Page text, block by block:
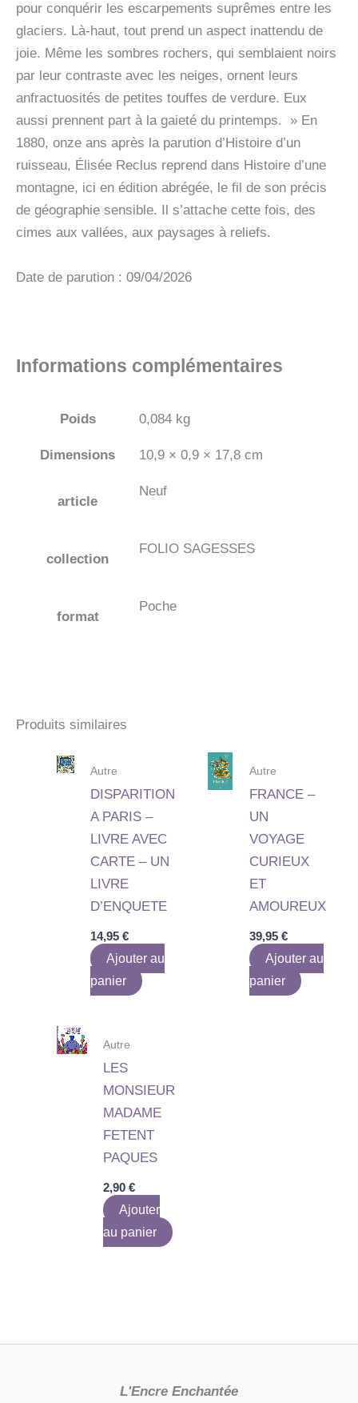
pour conquérir les escarpements suprêmes entre les
glaciers. Là-haut, tout prend un aspect inattendu de
joie. Même les sombres rochers, qui semblaient noirs
par leur contraste avec les neiges, ornent leurs
anfractuosités de petites touffes de verdure. Eux
aussi prennent part à la gaieté du printemps. » En
1880, onze ans après la parution d’Histoire d’un
ruisseau, Élisée Reclus reprend dans Histoire d’une
montagne, ici en édition abrégée, le fil de son précis
de géographie sensible. Il s’attache cette fois, des
cimes aux vallées, aux paysages à reliefs.
Date de parution : 09/04/2026
Informations complémentaires
Poids 0,084 kg
Dimensions 10,9 × 0,9 × 17,8 cm
article
Neuf
collection
FOLIO SAGESSES
format
Poche
Produits similaires
Autre
DISPARITION
A PARIS –
LIVRE AVEC
CARTE – UN
LIVRE
D’ENQUETE
14,95€
Ajouter au
panier
Autre
FRANCE –
UN
VOYAGE
CURIEUX
ET
AMOUREUX
39,95 €
Ajouter au
panier
Autre
LES
MONSIEUR
MADAME
FETENT
PAQUES
2,90€
Ajouter
au panier
L'Encre Enchantée